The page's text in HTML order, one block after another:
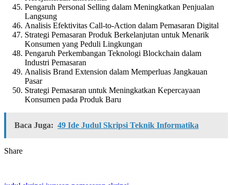
Pengaruh Personal Selling dalam Meningkatkan Penjualan
Langsung
Analisis Efektivitas Call-to-Action dalam Pemasaran Digital
Strategi Pemasaran Produk Berkelanjutan untuk Menarik
Konsumen yang Peduli Lingkungan
Pengaruh Perkembangan Teknologi Blockchain dalam
Industri Pemasaran
Analisis Brand Extension dalam Memperluas Jangkauan
Pasar
Strategi Pemasaran untuk Meningkatkan Kepercayaan
Konsumen pada Produk Baru
Baca Juga: 49 Ide Judul Skripsi Teknik Informatika
Share